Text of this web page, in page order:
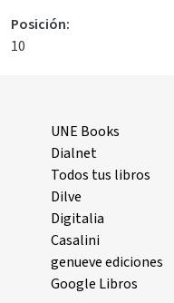
Posición
10
UNE Books
Dialnet
Todos tus libros
Dilve
Digitalia
Casalini
genueve ediciones
Google Libros